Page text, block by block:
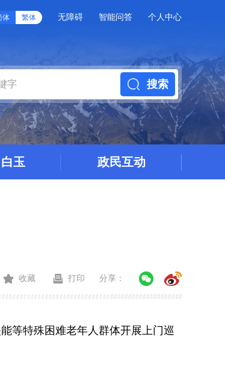
体 繁体 无障碍 智能问答 个人中心
搜索
玉 政民互动
收藏 打印 分享：
等特殊困难老年人群体开展上门巡